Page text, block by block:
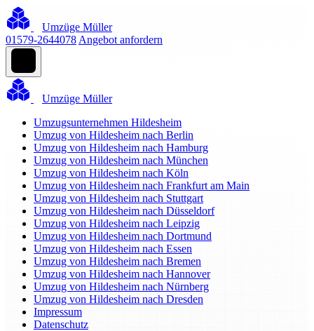
Umzüge Müller
01579-2644078 Angebot anfordern
Umzüge Müller
Umzugsunternehmen Hildesheim
Umzug von Hildesheim nach Berlin
Umzug von Hildesheim nach Hamburg
Umzug von Hildesheim nach München
Umzug von Hildesheim nach Köln
Umzug von Hildesheim nach Frankfurt am Main
Umzug von Hildesheim nach Stuttgart
Umzug von Hildesheim nach Düsseldorf
Umzug von Hildesheim nach Leipzig
Umzug von Hildesheim nach Dortmund
Umzug von Hildesheim nach Essen
Umzug von Hildesheim nach Bremen
Umzug von Hildesheim nach Hannover
Umzug von Hildesheim nach Nürnberg
Umzug von Hildesheim nach Dresden
Impressum
Datenschutz